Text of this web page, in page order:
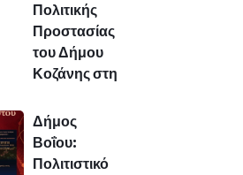
Πολιτικής
Προστασίας
του Δήμου
Κοζάνης στη
Δήμος
Βοΐου:
Πολιτιστικό